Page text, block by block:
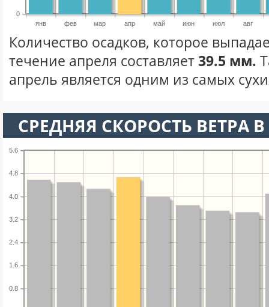
янв фев мар апр май июн июл авг
0
Количество осадков, которое
течение апреля составляет39.5 мм.
апрель является одним из самых
СРЕДНЯЯ СКОРОСТЬ ВЕТРА
0.8
1.6
2.4
3.2
4.0
4.8
5.6